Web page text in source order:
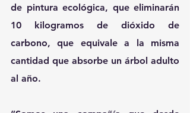
de pintura ecológica, que eliminarán
10 kilogramos de dióxido de
carbono, que equivale a la misma
cantidad que absorbe un árbol adulto
al año.